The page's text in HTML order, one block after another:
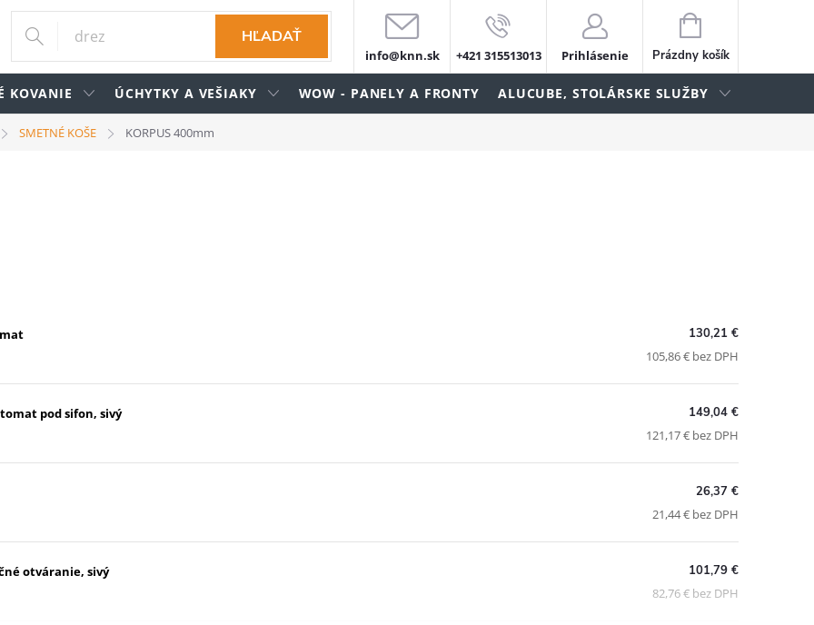
HĽADAŤ
info@knn.sk +421 315513013 Prihlásenie
NÁKUPNÝ
KOŠÍK
Prázdny košík
KOVANIE ÚCHYTKY A VEŠIAKY WOW - PANELY A FRONTY ALUCUBE, STOLÁRSKE SLUŽBY
SMETNÉ KOŠE KORPUS 400mm
130,21 €
105,86 € bez DPH
pod sifon, sivý
149,04 €
121,17 € bez DPH
26,37 €
21,44 € bez DPH
otváranie, sivý
101,79 €
82,76 € bez DPH